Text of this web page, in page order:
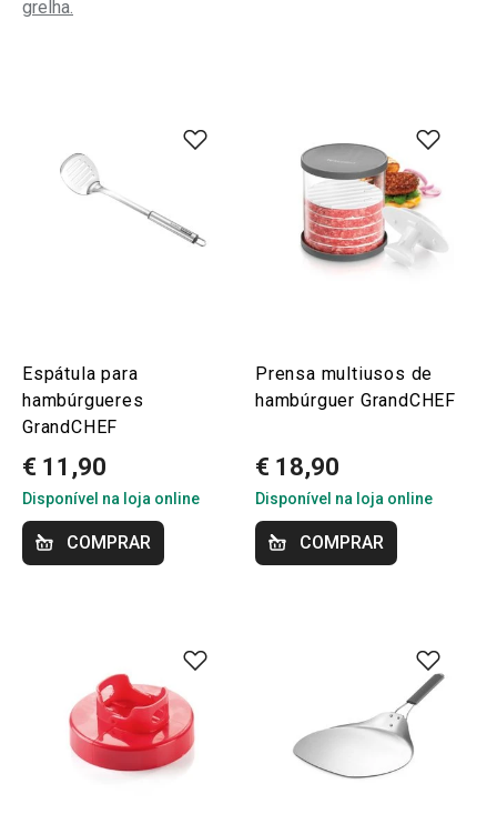
grelha.
Espátula para
hambúrgueres
GrandCHEF
€ 11,90
Disponível na loja online
COMPRAR
Prensa multiusos de
hambúrguer GrandCHEF
€ 18,90
Disponível na loja online
COMPRAR